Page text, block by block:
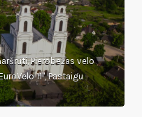
Pierobežas velo
11", Pastaigu